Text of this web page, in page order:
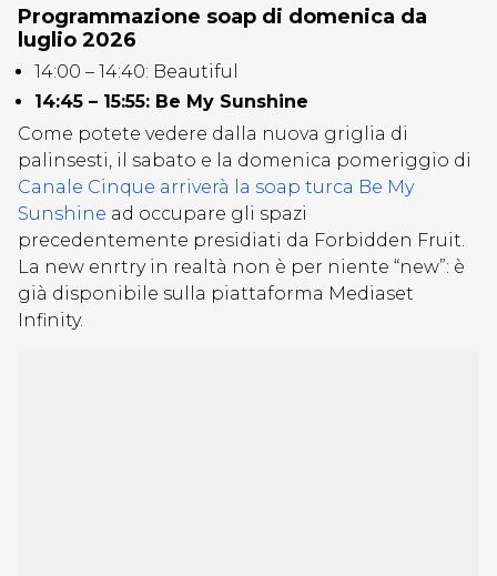
Programmazione soap di domenica da
luglio 2026
14:00 – 14:40: Beautiful
14:45 – 15:55: Be My Sunshine
Come potete vedere dalla nuova griglia di
palinsesti, il sabato e la domenica pomeriggio di
Canale Cinque arriverà la soap turca Be My
Sunshine ad occupare gli spazi
precedentemente presidiati da Forbidden Fruit.
La new enrtry in realtà non è per niente “new”: è
già disponibile sulla piattaforma Mediaset
Infinity.